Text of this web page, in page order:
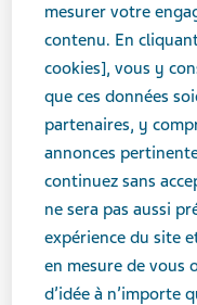
Prodiguer
toujours
–
écueils?
Les premiers
mesurer votre
contenu. En
cookies], vous y
que ces données
partenaires, y
annonces
continuez sans
ne sera pas aussi
expérience du site
en mesure de vous
d’idée à n’importe